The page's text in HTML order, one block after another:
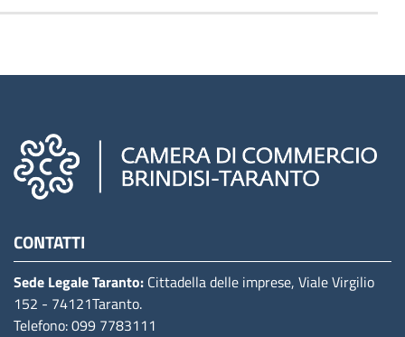
CONTATTI
Sede Legale Taranto: Cittadella delle imprese, Viale Virgilio
152 - 74121Taranto.
Telefono: 099 7783111